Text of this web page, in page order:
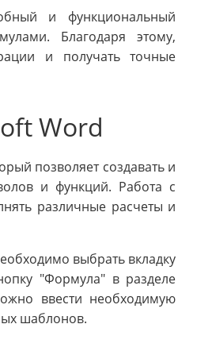
и функциональный
Благодаря этому,
и получать точные
Word
позволяет создавать и
и функций. Работа с
различные расчеты и
выбрать вкладку
"Формула" в разделе
ввести необходимую
шаблонов.